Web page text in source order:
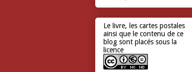
Le livre, les cartes postales
ainsi que le contenu de ce
blog sont placés sous la
licence